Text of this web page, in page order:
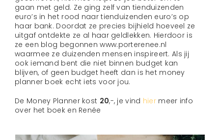
gaan met geld. Ze ging zelf van tienduizenden
euro’s in het rood naar tienduizenden euro’s op
haar bank. Doordat ze precies bijhield hoeveel ze
uitgaf ontdekte ze al haar geldlekken. Hierdoor is
ze een blog begonnen www.porterenee.nl
waarmee ze duizenden mensen inspireert. Als jij
ook iemand bent die niet binnen budget kan
blijven, of geen budget heeft dan is het money
planner boek echt iets voor jou.
De Money Planner kost 20,-, je vind hier meer info
over het boek en Renée